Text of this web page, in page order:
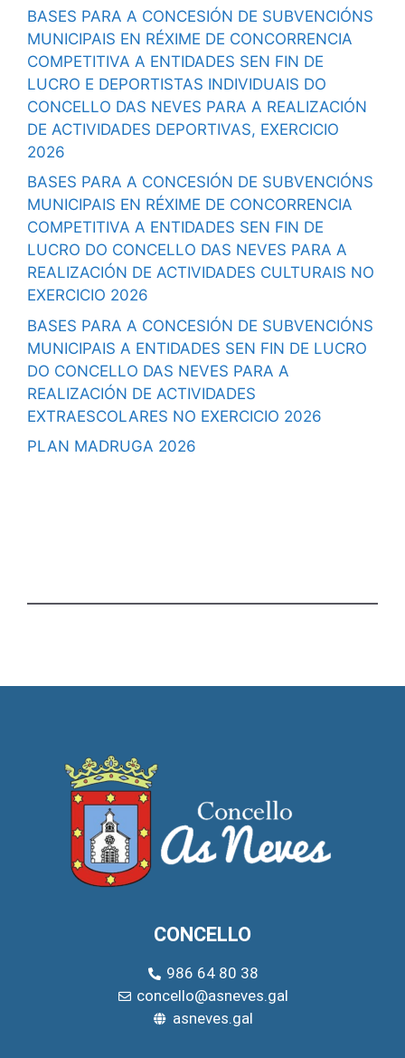
BASES PARA A CONCESIÓN DE SUBVENCIÓNS
MUNICIPAIS EN RÉXIME DE CONCORRENCIA
COMPETITIVA A ENTIDADES SEN FIN DE
LUCRO E DEPORTISTAS INDIVIDUAIS DO
CONCELLO DAS NEVES PARA A REALIZACIÓN
DE ACTIVIDADES DEPORTIVAS, EXERCICIO
2026
BASES PARA A CONCESIÓN DE SUBVENCIÓNS
MUNICIPAIS EN RÉXIME DE CONCORRENCIA
COMPETITIVA A ENTIDADES SEN FIN DE
LUCRO DO CONCELLO DAS NEVES PARA A
REALIZACIÓN DE ACTIVIDADES CULTURAIS NO
EXERCICIO 2026
BASES PARA A CONCESIÓN DE SUBVENCIÓNS
MUNICIPAIS A ENTIDADES SEN FIN DE LUCRO
DO CONCELLO DAS NEVES PARA A
REALIZACIÓN DE ACTIVIDADES
EXTRAESCOLARES NO EXERCICIO 2026
PLAN MADRUGA 2026
CONCELLO
986 64 80 38
concello@asneves.gal
asneves.gal